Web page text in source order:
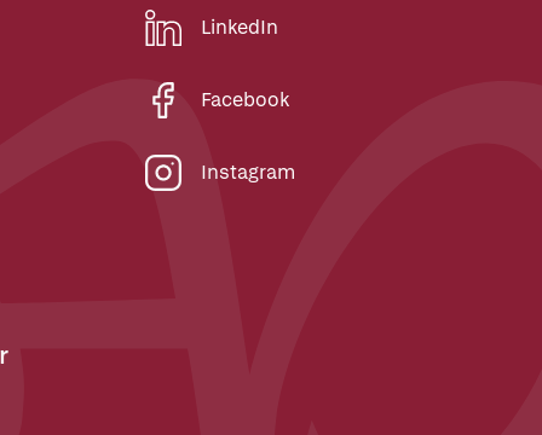
LinkedIn
Facebook
Instagram